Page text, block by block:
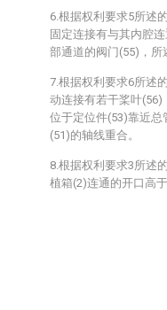
6.根据权利要求5所述
固定连接有与其内腔
部通道的阀门(55)，所
7.根据权利要求6所述
动连接有若干桨叶(56)
位于定位件(53)靠近总
(51)的轴线重合。
8.根据权利要求3所述
植箱(2)连通的开口高